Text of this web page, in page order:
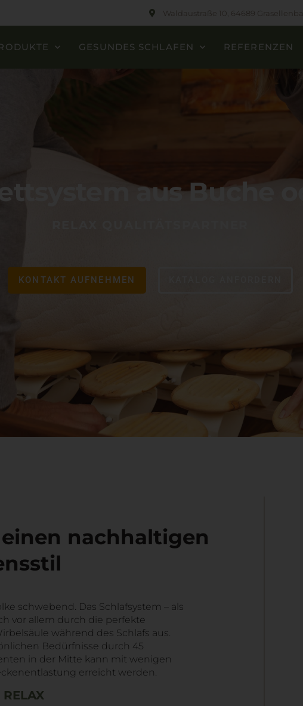
Waldaustraße 10, 64689
GESUNDES SCHLAFEN REFERENZEN
aus Buche
KONTAKT AUFNEHMEN
nachhaltigen
schwebend. Das Schlafsystem – als
vor allem durch die perfekte
während des Schlafs aus.
Bedürfnisse durch 45
in der Mitte kann mit wenigen
erreicht werden.